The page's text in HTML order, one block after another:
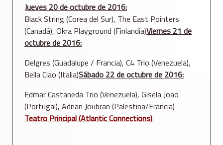
Jueves 20de octubre de 2016:
Black String (Corea del Sur), The East Pointers
(Canadá), Okra Playground (Finlandia)Viernes 21 de
octubre de 2016:
Delgres (Guadalupe / Francia), C4 Trio (Venezuela),
Bella Ciao (Italia)Sábado 22de octubre de 2016:
Edmar Castaneda Trio (Venezuela), Gisela Joao
(Portugal), Adnan Joubran (Palestina/Francia)
Teatro Principal (Atlantic Connections)